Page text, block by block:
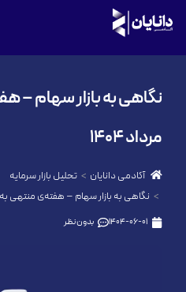
مرداد ۱۴۰۴
آکادمی دانایان
تحلیل بازار سرمایه
نگاهی به بازار سهام – هفته‌ی منتهی به ۳۱ مرداد ۱۴۰۴
1404-06-01 بدون نظر